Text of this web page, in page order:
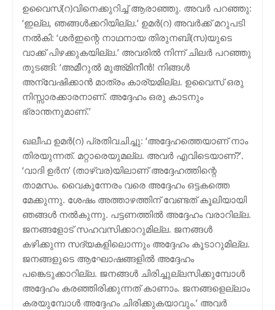
ഉവൈസ്(റ)വിനെക്കുറിച്ച് ആരാഞ്ഞു. അവര്‍ പറഞ്ഞു:
‘ഇല്ല, ഞങ്ങള്‍ക്കറിയില്ല.’ ഉമര്‍(റ) അവര്‍ക്ക് മറുപടി
നല്‍കി: ‘ശര്‍ഇന്റെ നാഥനായ തിരുനബി(സ)യുടെ
വാക്ക് പിഴക്കുകയില്ല.’ അവരില്‍ നിന്ന് ചിലര്‍ പറഞ്ഞു
തുടങ്ങി: ‘അമീറുല്‍ മുഅ്മിനീന്‍! നിങ്ങള്‍
അന്വേഷിക്കാന്‍ മാത്രം കാര്യമില്ല. ഉവൈസ് ഒരു
നിസ്സാരക്കാരനാണ്. അദ്ദേഹം ഒരു കാടനും
ഭ്രാന്തനുമാണ്.’
ഖലീഫ ഉമര്‍(റ) പ്രതിവചിച്ചു: ‘അദ്ദേഹത്തെയാണ് നാം
തിരയുന്നത്. മറ്റാരെയുമല്ല. അവര്‍ എവിടെയാണ്?’.
‘വാദി ഉര്‍ന’ (താഴ്വര)യിലാണ് അദ്ദേഹത്തിന്റെ
താമസം. വൈകുന്നേരം വരെ അദ്ദേഹം ഒട്ടകത്തെ
മേക്കുന്നു. ശേഷം അത്താഴത്തിന് വേണ്ടത് കൂലിയായി
ഞങ്ങള്‍ നല്‍കുന്നു. പട്ടണത്തില്‍ അദ്ദേഹം വരാറില്ല.
ജനങ്ങളോട് സഹവസിക്കാറുമില്ല. ജനങ്ങള്‍
കഴിക്കുന്ന സദ്യകളിലൊന്നും അദ്ദേഹം കൂടാറുമില്ല.
ജനങ്ങളുടെ ആഘോഷങ്ങളില്‍ അദ്ദേഹം
പങ്കെടുക്കാറില്ല. ജനങ്ങള്‍ ചിരിച്ചുല്ലസിക്കുമ്പോൾ
അദ്ദേഹം കരഞ്ഞിരിക്കുന്നത് കാണാം. ജനങ്ങളെല്ലാം
കരയുമ്പോൾ അദ്ദേഹം ചിരിക്കുകയാവും.’ അവര്‍